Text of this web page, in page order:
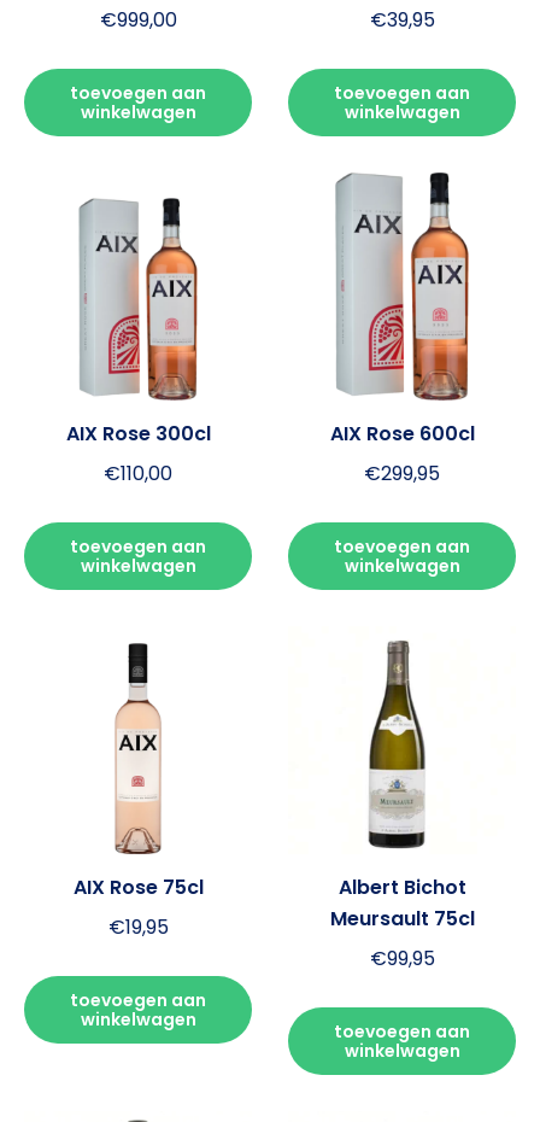
€999,00
toevoegen aan
winkelwagen
€39,95
toevoegen aan
winkelwagen
AIX Rose 300cl
€110,00
toevoegen aan
winkelwagen
AIX Rose 600cl
€299,95
toevoegen aan
winkelwagen
AIX Rose 75cl
€19,95
toevoegen aan
winkelwagen
Albert Bichot
Meursault 75cl
€99,95
toevoegen aan
winkelwagen